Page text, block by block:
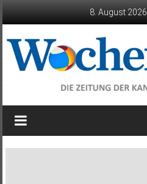
8. August 2026
Wochenblatt
die